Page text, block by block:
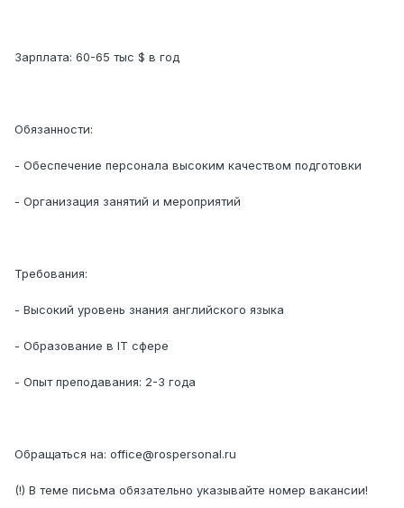
Зарплата: 60-65 тыс $ в год
Обязанности:
- Обеспечение персонала высоким качеством подготовки
- Организация занятий и мероприятий
Требования:
- Высокий уровень знания английского языка
- Образование в IT сфере
- Опыт преподавания: 2-3 года
Обращаться на: office@rospersonal.ru
(!) В теме письма обязательно указывайте номер вакансии!